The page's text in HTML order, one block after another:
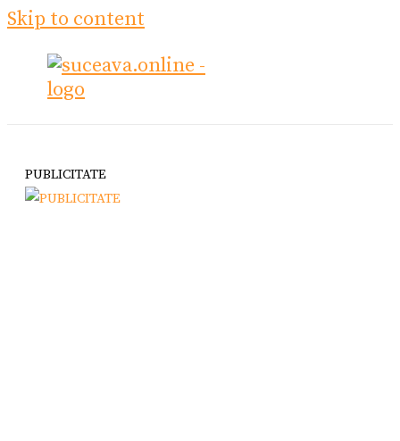
Skip to content
PUBLICITATE